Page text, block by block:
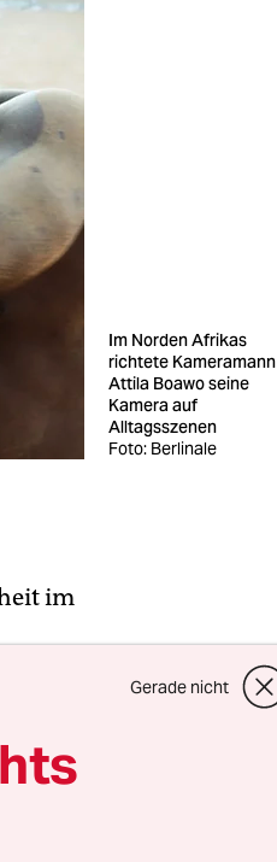
Im Norden Afrikas
richtete Kameramann
Attila Boawo seine
Kamera auf
Alltagsszenen
Foto: Berlinale
im
in
Gerade nicht